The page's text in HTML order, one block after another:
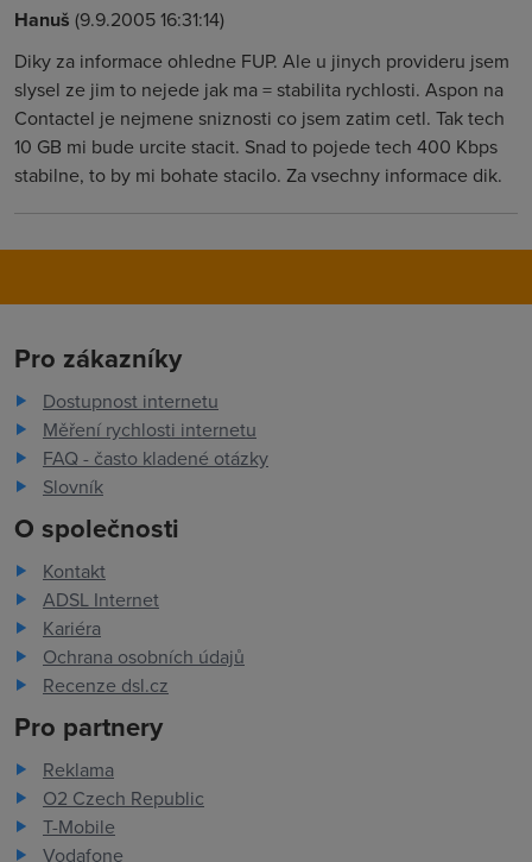
Hanuš (9.9.2005 16:31:14)
Diky za informace ohledne FUP. Ale u jinych provideru jsem
slysel ze jim to nejede jak ma = stabilita rychlosti. Aspon na
Contactel je nejmene sniznosti co jsem zatim cetl. Tak tech
10 GB mi bude urcite stacit. Snad to pojede tech 400 Kbps
stabilne, to by mi bohate stacilo. Za vsechny informace dik.
Pro zákazníky
Dostupnost internetu
Měření rychlosti internetu
FAQ - často kladené otázky
Slovník
O společnosti
Kontakt
ADSL Internet
Kariéra
Ochrana osobních údajů
Recenze dsl.cz
Pro partnery
Reklama
O2 Czech Republic
T-Mobile
Vodafone